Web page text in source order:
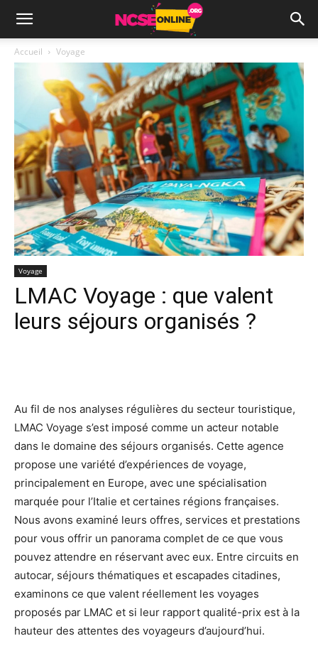
Accueil Voyage
Voyage
LMAC Voyage : que valent
leurs séjours organisés ?
Au fil de nos analyses régulières du secteur touristique,
LMAC Voyage s’est imposé comme un acteur notable
dans le domaine des séjours organisés. Cette agence
propose une variété d’expériences de voyage,
principalement en Europe, avec une spécialisation
marquée pour l’Italie et certaines régions françaises.
Nous avons examiné leurs offres, services et prestations
pour vous offrir un panorama complet de ce que vous
pouvez attendre en réservant avec eux. Entre circuits en
autocar, séjours thématiques et escapades citadines,
examinons ce que valent réellement les voyages
proposés par LMAC et si leur rapport qualité-prix est à la
hauteur des attentes des voyageurs d’aujourd’hui.